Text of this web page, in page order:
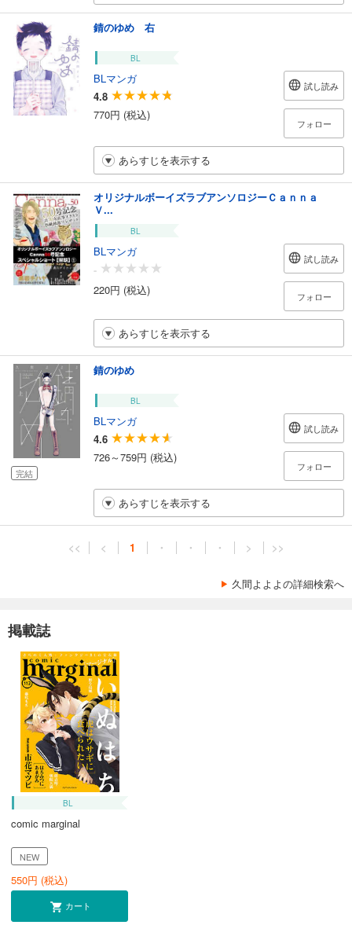
錆のゆめ 右
BL
BLマンガ
4.8
770円 (税込)
試し読み
フォロー
あらすじを表示する
オリジナルボーイズラブアンソロジーＣａｎｎａ
Ｖ...
BL
BLマンガ
-
220円 (税込)
試し読み
フォロー
あらすじを表示する
完結
錆のゆめ
BL
BLマンガ
4.6
726～759円 (税込)
試し読み
フォロー
あらすじを表示する
<< < 1 ・ ・ ・ > >>
久間よよよの詳細検索へ
掲載誌
BL
comic marginal
NEW
550円 (税込)
カート